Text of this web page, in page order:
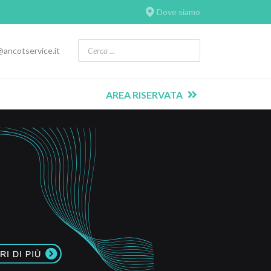
Dove siamo
AREA RISERVATA